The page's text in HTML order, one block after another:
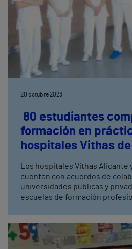
20 octubre 2023
80 estudiantes
formación en
hospitales Vithas
Los hospitales Vithas Alicante
cuentan con acuerdos de
universidades públicas y
escuelas de formación